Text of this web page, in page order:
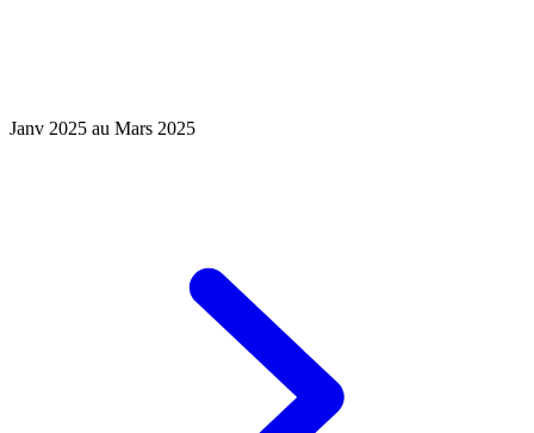
Janv 2025 au Mars 2025